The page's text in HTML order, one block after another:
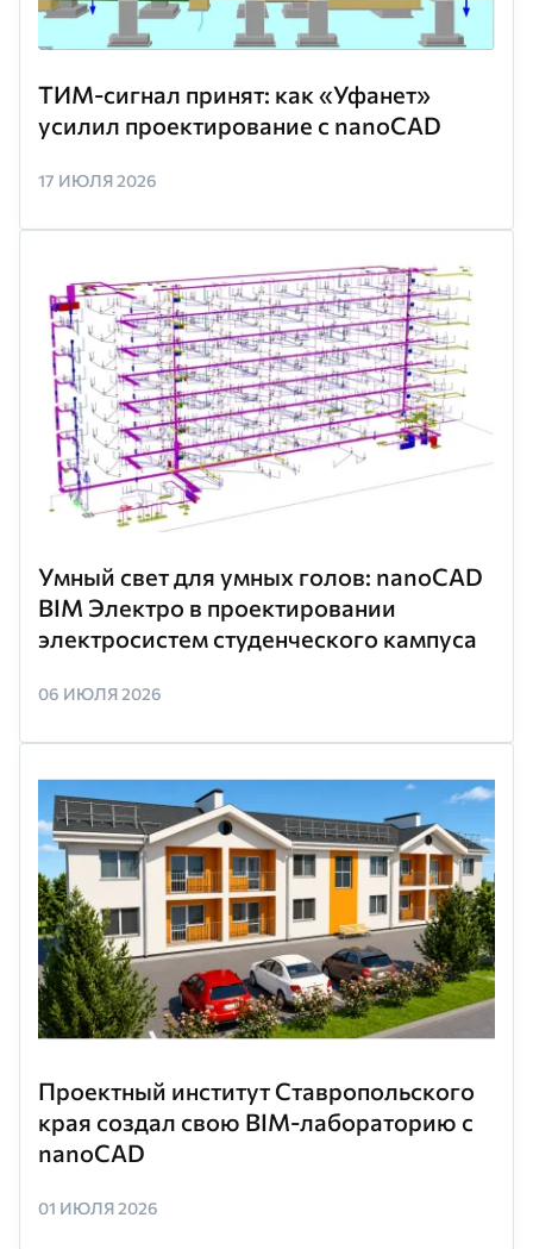
ТИМ-сигнал принят: как «Уфанет»
усилил проектирование с nanoCAD
17 ИЮЛЯ 2026
Умный свет для умных голов: nanoCAD
BIM Электро в проектировании
электросистем студенческого кампуса
06 ИЮЛЯ 2026
Проектный институт Ставропольского
края создал свою BIM-лабораторию с
nanoCAD
01 ИЮЛЯ 2026